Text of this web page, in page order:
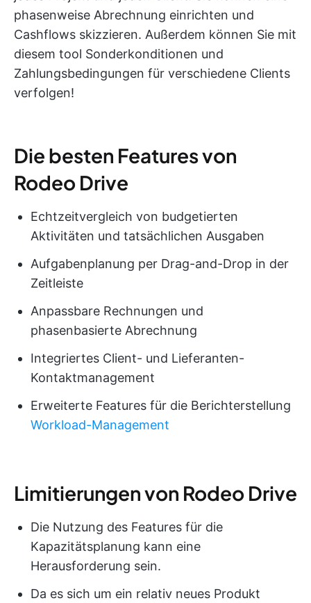
phasenweise Abrechnung einrichten und
Cashflows skizzieren. Außerdem können Sie mit
diesem tool Sonderkonditionen und
Zahlungsbedingungen für verschiedene Clients
verfolgen!
Die besten Features von
Rodeo Drive
Echtzeitvergleich von budgetierten
Aktivitäten und tatsächlichen Ausgaben
Aufgabenplanung per Drag-and-Drop in der
Zeitleiste
Anpassbare Rechnungen und
phasenbasierte Abrechnung
Integriertes Client- und Lieferanten-
Kontaktmanagement
Erweiterte Features für die Berichterstellung
Workload-Management
Limitierungen von Rodeo Drive
Die Nutzung des Features für die
Kapazitätsplanung kann eine
Herausforderung sein.
Da es sich um ein relativ neues Produkt